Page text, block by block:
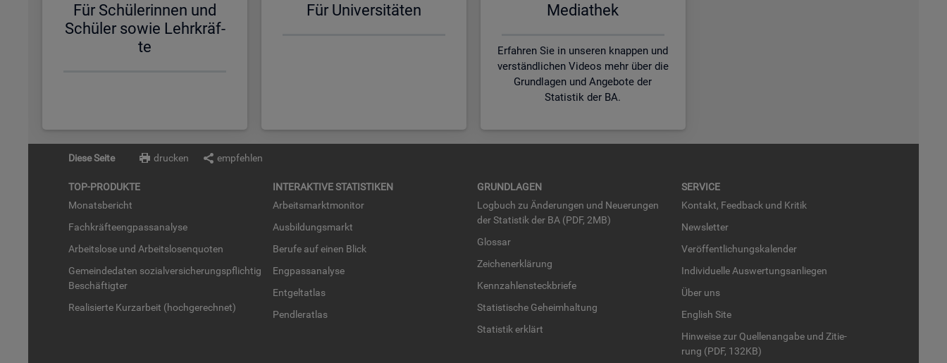
Für Schü­le­rin­nen und
Schü­ler sowie Lehr­kräf­
te
Für Uni­ver­si­tä­ten Me­dia­thek
Erfahren Sie in unseren knappen und
verständlichen Videos mehr über die
Grundlagen und Angebote der
Statistik der BA.
Diese Seite drucken empfehlen
TOP-PRO­DUK­TE
Mo­nats­be­richt
Fach­kräf­te­eng­pass­ana­ly­se
Ar­beits­lo­se und Ar­beits­lo­sen­quo­ten
Ge­mein­de­da­ten so­zi­al­ver­si­che­rungs­pflich­tig
Be­schäf­tig­ter
Rea­li­sier­te Kurz­ar­beit (hoch­ge­rech­net)
IN­TER­AK­TI­VE STA­TIS­TI­KEN
Ar­beits­markt­mo­ni­tor
Aus­bil­dungs­markt
Be­ru­fe auf einen Blick
Eng­pass­ana­ly­se
Ent­gel­t­at­las
Pend­ler­at­las
GRUND­LA­GEN
Log­buch zu Än­de­run­gen und Neue­run­gen
der Sta­tis­tik der BA (PDF, 2MB)
Glos­sar
Zei­chen­er­klä­rung
Kenn­zah­len­steck­brie­fe
Sta­tis­ti­sche Ge­heim­hal­tung
Sta­tis­tik er­klärt
SER­VICE
Kon­takt, Feed­back und Kri­tik
News­let­ter
Ver­öf­fent­li­chungs­ka­len­der
In­di­vi­du­el­le Aus­wer­tungs­an­lie­gen
Über uns
English Site
Hin­wei­se zur Quel­len­an­ga­be und Zi­tie­
rung (PDF, 132KB)